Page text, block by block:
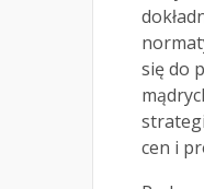
się do
cen i